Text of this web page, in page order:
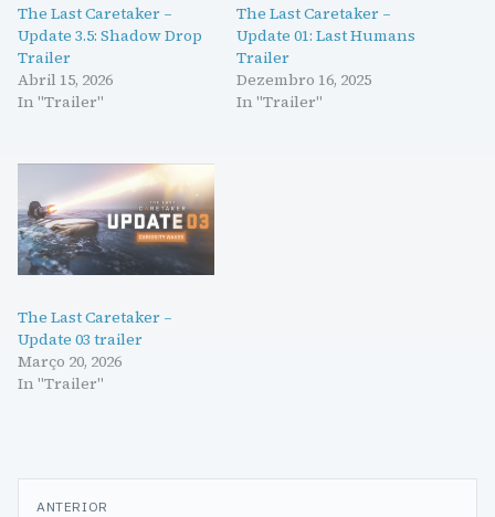
The Last Caretaker –
Update 3.5: Shadow Drop
Trailer
Abril 15, 2026
In "Trailer"
The Last Caretaker –
Update 01: Last Humans
Trailer
Dezembro 16, 2025
In "Trailer"
The Last Caretaker –
Update 03 trailer
Março 20, 2026
In "Trailer"
Navegação
ANTERIOR